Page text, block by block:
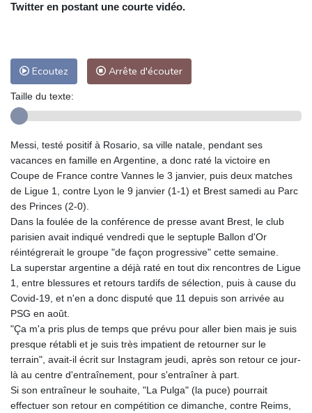
Twitter en postant une courte vidéo.
Ecoutez Arrête d'écouter
Taille du texte:
Messi, testé positif à Rosario, sa ville natale, pendant ses
vacances en famille en Argentine, a donc raté la victoire en
Coupe de France contre Vannes le 3 janvier, puis deux matches
de Ligue 1, contre Lyon le 9 janvier (1-1) et Brest samedi au Parc
des Princes (2-0).
Dans la foulée de la conférence de presse avant Brest, le club
parisien avait indiqué vendredi que le septuple Ballon d'Or
réintégrerait le groupe "de façon progressive" cette semaine.
La superstar argentine a déjà raté en tout dix rencontres de Ligue
1, entre blessures et retours tardifs de sélection, puis à cause du
Covid-19, et n'en a donc disputé que 11 depuis son arrivée au
PSG en août.
"Ça m'a pris plus de temps que prévu pour aller bien mais je suis
presque rétabli et je suis très impatient de retourner sur le
terrain", avait-il écrit sur Instagram jeudi, après son retour ce jour-
là au centre d'entraînement, pour s'entraîner à part.
Si son entraîneur le souhaite, "La Pulga" (la puce) pourrait
effectuer son retour en compétition ce dimanche, contre Reims,